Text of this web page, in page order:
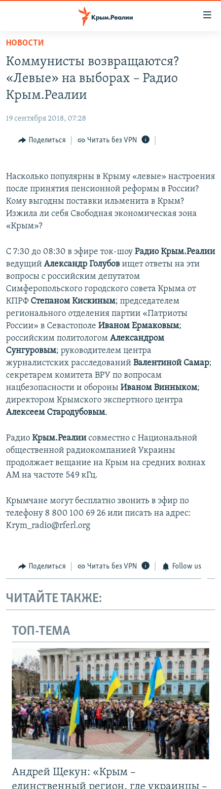
Вернуться
основному
содержанию
Вернутся
главной
навигации
Вернутся
СПЕЦПРОЕКТЫ
11 ЛЕТ ОККУПАЦИИ КРЫМА. 11 ИСТОРИЙ СОПРОТИВЛЕНИЯ
ВОДА
ЕЩЕ
ИНТЕРАКТИВ
ТЕЛЕПРОЕКТ КРЫМ.РЕАЛИИ
СОВЕТЫ ПРАВОЗАЩИТНИКОВ
ПРОПАВШИЕ БЕЗ ВЕСТИ
ПОБЕДИТЕЛЕЙ НЕ СУДЯТ?
КРЫМ.НЕПОКОРЕННЫЙ
ELIFBE
УКРАИНСКАЯ ПРОБЛЕМА КРЫМА
РАДІО СВОБОДА
Українською
Qırımtatar
ПРИСОЕДИНЯЙТЕСЬ!
Все сайты RFE/RL
НОВОСТИ
Коммунисты возвращаются?
«Левые» на выборах – Радио
Крым.Реалии
19 сентября 2018, 07:28
Поделиться Читать без VPN
Насколько популярны в Крыму «левые» настроения
после принятия пенсионной реформы в России?
Кому выгодны поставки ильменита в Крым?
Изжила ли себя Свободная экономическая зона
«Крым»?
С 7:30 до 08:30 в эфире ток-шоу Радио Крым.Реалии
ведущий Александр Голубов ищет ответы на эти
вопросы с российским депутатом
Симферопольского городского совета Крыма от
КПРФ Степаном Кискиным; председателем
регионального отделения партии «Патриоты
России» в Севастополе Иваном Ермаковым;
российским политологом Александром
Сунгуровым; руководителем центра
журналистских расследований Валентиной Самар;
секретарем комитета ВРУ по вопросам
нацбезопасности и обороны Иваном Винныком;
директором Крымского экспертного центра
Алексеем Стародубовым.
Радио Крым.Реалии совместно с Национальной
общественной радиокомпанией Украины
продолжает вещание на Крым на средних волнах
АМ на частоте 549 кГц.
Крымчане могут бесплатно звонить в эфир по
телефону 8 800 100 69 26 или писать на адрес:
Krym_radio@rferl.org
Поделиться Читать без VPN Follow us
ЧИТАЙТЕ ТАКЖЕ:
ТОП-ТЕМА
Андрей Щекун: «Крым –